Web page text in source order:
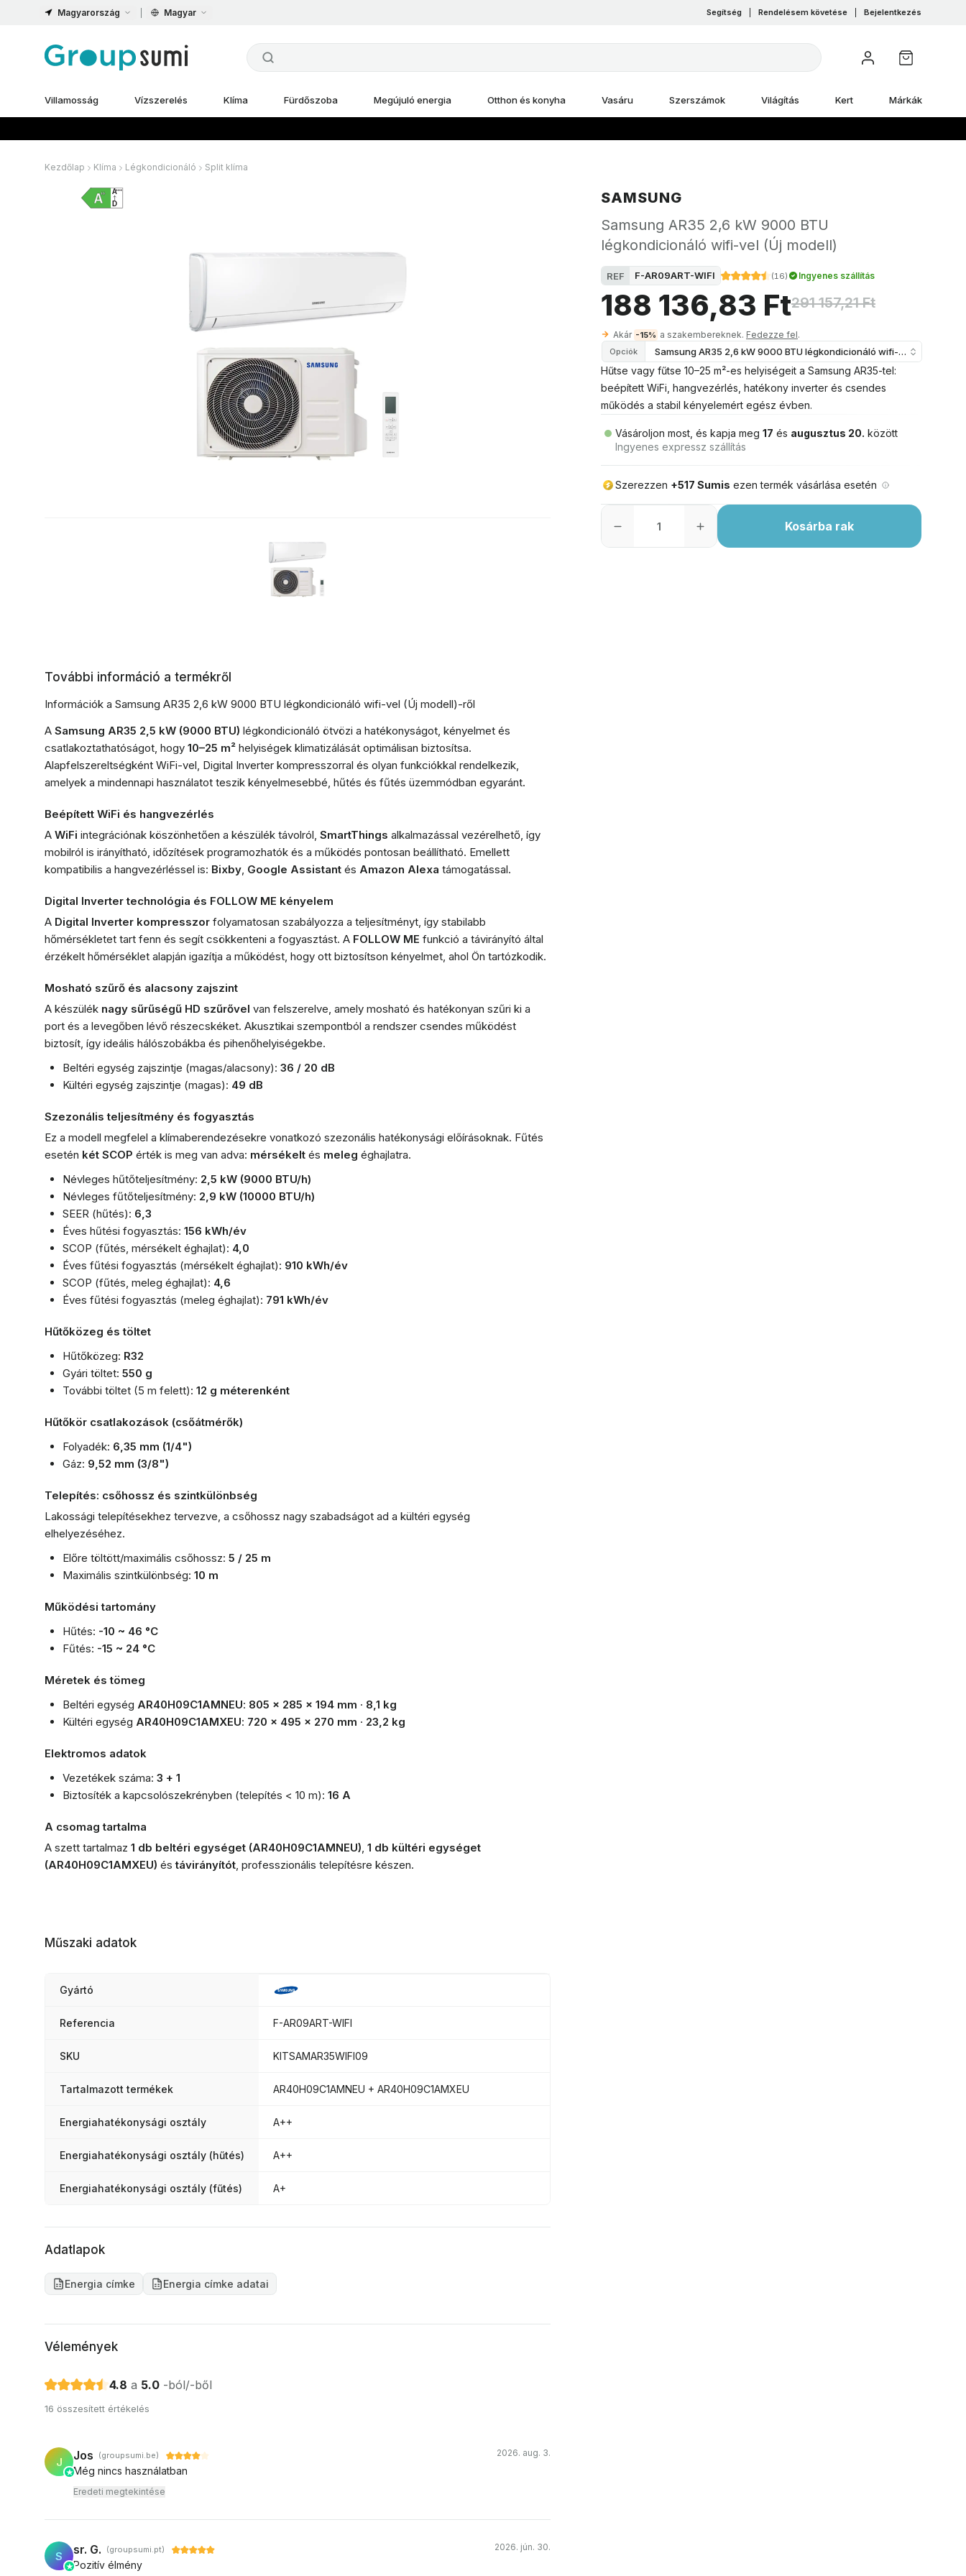
Magyarország Magyar Segítség Rendelésem követése Bejelentkezés
Villamosság Vízszerelés Klíma Fürdőszoba Megújuló energia Otthon és konyha Vasáru Szerszámok Világítás Kert Márkák
Kezdőlap Klíma Légkondicionáló Split klíma
SAMSUNG
Samsung AR35 2,6 kW 9000 BTU
légkondicionáló wifi-vel (Új modell)
REF F-AR09ART-WIFI (16) Ingyenes szállítás
188 136,83 Ft291 157,21 Ft
Akár -15% a szakembereknek. Fedezze fel.
Opciók Samsung AR35 2,6 kW 9000 BTU légkondicionáló wifi-vel (Új modell)
Hűtse vagy fűtse 10–25 m²-es helyiségeit a Samsung AR35-tel:
beépített WiFi, hangvezérlés, hatékony inverter és csendes
működés a stabil kényelemért egész évben.
Vásároljon most, és kapja meg 17 és augusztus 20. között
Ingyenes expressz szállítás
Szerezzen +517 Sumis ezen termék vásárlása esetén
Kosárba rak
További információ a termékről
Információk a Samsung AR35 2,6 kW 9000 BTU légkondicionáló wifi-vel (Új modell)-ről
A Samsung AR35 2,5 kW (9000 BTU) légkondicionáló ötvözi a hatékonyságot, kényelmet és
csatlakoztathatóságot, hogy 10–25 m² helyiségek klimatizálását optimálisan biztosítsa.
Alapfelszereltségként WiFi-vel, Digital Inverter kompresszorral és olyan funkciókkal rendelkezik,
amelyek a mindennapi használatot teszik kényelmesebbé, hűtés és fűtés üzemmódban egyaránt.
Beépített WiFi és hangvezérlés
A WiFi integrációnak köszönhetően a készülék távolról, SmartThings alkalmazással vezérelhető, így
mobilról is irányítható, időzítések programozhatók és a működés pontosan beállítható. Emellett
kompatibilis a hangvezérléssel is: Bixby, Google Assistant és Amazon Alexa támogatással.
Digital Inverter technológia és FOLLOW ME kényelem
A Digital Inverter kompresszor folyamatosan szabályozza a teljesítményt, így stabilabb
hőmérsékletet tart fenn és segít csökkenteni a fogyasztást. A FOLLOW ME funkció a távirányító által
érzékelt hőmérséklet alapján igazítja a működést, hogy ott biztosítson kényelmet, ahol Ön tartózkodik.
Mosható szűrő és alacsony zajszint
A készülék nagy sűrűségű HD szűrővel van felszerelve, amely mosható és hatékonyan szűri ki a
port és a levegőben lévő részecskéket. Akusztikai szempontból a rendszer csendes működést
biztosít, így ideális hálószobákba és pihenőhelyiségekbe.
Beltéri egység zajszintje (magas/alacsony): 36 / 20 dB
Kültéri egység zajszintje (magas): 49 dB
Szezonális teljesítmény és fogyasztás
Ez a modell megfelel a klímaberendezésekre vonatkozó szezonális hatékonysági előírásoknak. Fűtés
esetén két SCOP érték is meg van adva: mérsékelt és meleg éghajlatra.
Névleges hűtőteljesítmény: 2,5 kW (9000 BTU/h)
Névleges fűtőteljesítmény: 2,9 kW (10000 BTU/h)
SEER (hűtés): 6,3
Éves hűtési fogyasztás: 156 kWh/év
SCOP (fűtés, mérsékelt éghajlat): 4,0
Éves fűtési fogyasztás (mérsékelt éghajlat): 910 kWh/év
SCOP (fűtés, meleg éghajlat): 4,6
Éves fűtési fogyasztás (meleg éghajlat): 791 kWh/év
Hűtőközeg és töltet
Hűtőközeg: R32
Gyári töltet: 550 g
További töltet (5 m felett): 12 g méterenként
Hűtőkör csatlakozások (csőátmérők)
Folyadék: 6,35 mm (1/4")
Gáz: 9,52 mm (3/8")
Telepítés: csőhossz és szintkülönbség
Lakossági telepítésekhez tervezve, a csőhossz nagy szabadságot ad a kültéri egység
elhelyezéséhez.
Előre töltött/maximális csőhossz: 5 / 25 m
Maximális szintkülönbség: 10 m
Működési tartomány
Hűtés: -10 ~ 46 °C
Fűtés: -15 ~ 24 °C
Méretek és tömeg
Beltéri egység AR40H09C1AMNEU: 805 x 285 x 194 mm · 8,1 kg
Kültéri egység AR40H09C1AMXEU: 720 x 495 x 270 mm · 23,2 kg
Elektromos adatok
Vezetékek száma: 3 + 1
Biztosíték a kapcsolószekrényben (telepítés < 10 m): 16 A
A csomag tartalma
A szett tartalmaz 1 db beltéri egységet (AR40H09C1AMNEU), 1 db kültéri egységet
(AR40H09C1AMXEU) éstávirányítót, professzionális telepítésre készen.
Műszaki adatok
Gyártó
Referencia F-AR09ART-WIFI
SKU KITSAMAR35WIFI09
Tartalmazott termékek AR40H09C1AMNEU + AR40H09C1AMXEU
Energiahatékonysági osztály A++
Energiahatékonysági osztály (hűtés) A++
Energiahatékonysági osztály (fűtés) A+
Adatlapok
Energia címke Energia címke adatai
Vélemények
4.8 a 5.0 -ból/-ből
16 összesített értékelés
J Jos (groupsumi.be) 2026. aug. 3.
Még nincs használatban
Eredeti megtekintése
S sr. G. (groupsumi.pt) 2026. jún. 30.
Pozitív élmény